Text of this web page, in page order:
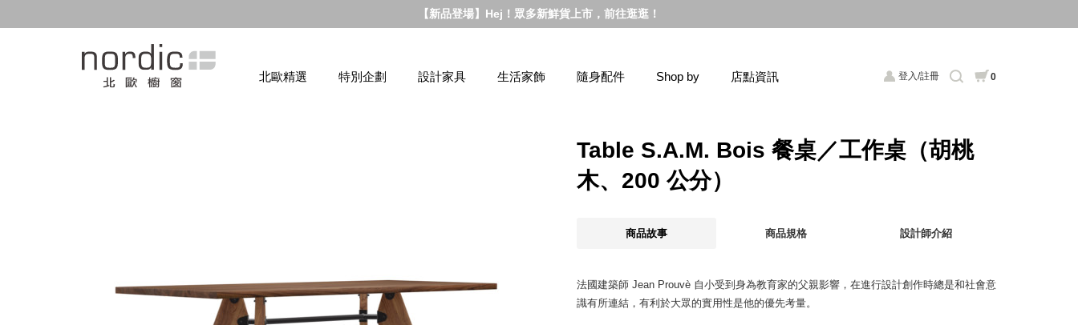
【新品登場】Hej！眾多新鮮貨上市，前往逛逛！
登入/註冊 0
北歐精選 特別企劃 設計家具 生活家飾 隨身配件 Shop by 店點資訊
Table S.A.M. Bois 餐桌／工作桌（胡桃
木、200 公分）
商品故事 商品規格 設計師介紹
法國建築師 Jean Prouvè 自小受到身為教育家的父親影響，在進行設計創作時總是和社會意
識有所連結，有利於大眾的實用性是他的優先考量。